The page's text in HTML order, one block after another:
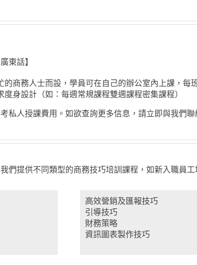
東話】
的商務人士而設，學員可在自己的辦公室內上課，每
身設計（如：每週常規課程雙週課程密集課程）
私人授課費用。如欲查詢更多信息，請立即與我們聯
們提供不同類型的商務技巧培訓課程，如新入職員
高效營銷及匯報技巧
引導技巧
財務策略
資訊圖表製作技巧